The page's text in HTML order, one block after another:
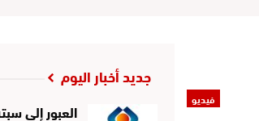
فيديو
جديد أخبار اليوم
العبور إلى